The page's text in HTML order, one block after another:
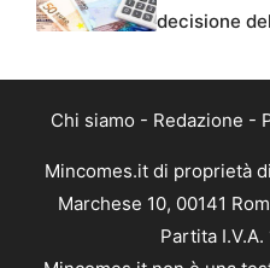
decisione
Chi siamo - Redazione -
Mincomes.it di proprietà
Marchese 10, 00141
Partita I.V.A.